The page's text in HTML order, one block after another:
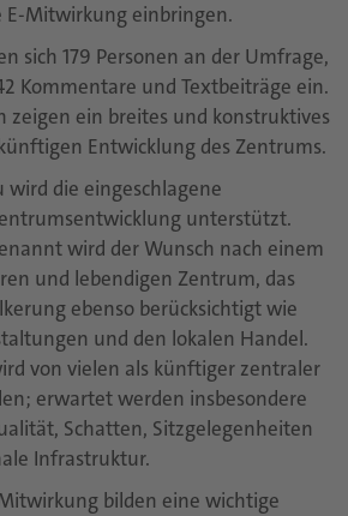
E-Mitwirkung einbringen.
sich 179 Personen an der Umfrage,
Kommentare und Textbeiträge ein.
zeigen ein breites und konstruktives
Entwicklung des Zentrums.
wird die eingeschlagene
unterstützt.
wird der Wunsch nach einem
und lebendigen Zentrum, das
ebenso berücksichtigt wie
und den lokalen Handel.
von vielen als künftiger zentraler
erwartet werden insbesondere
Schatten, Sitzgelegenheiten
Infrastruktur.
bilden eine wichtige